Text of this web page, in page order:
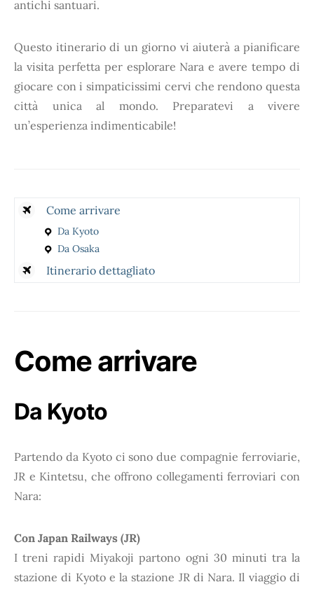
antichi santuari.
Questo itinerario di un giorno vi aiuterà a pianificare
la visita perfetta per esplorare Nara e avere tempo di
giocare con i simpaticissimi cervi che rendono questa
città unica al mondo. Preparatevi a vivere
un’esperienza indimenticabile!
Come arrivare
Da Kyoto
Da Osaka
Itinerario dettagliato
Come arrivare
Da Kyoto
Partendo da Kyoto ci sono due compagnie ferroviarie,
JR e Kintetsu, che offrono collegamenti ferroviari con
Nara:
Con Japan Railways (JR)
I treni rapidi Miyakoji partono ogni 30 minuti tra la
stazione di Kyoto e la stazione JR di Nara. Il viaggio di